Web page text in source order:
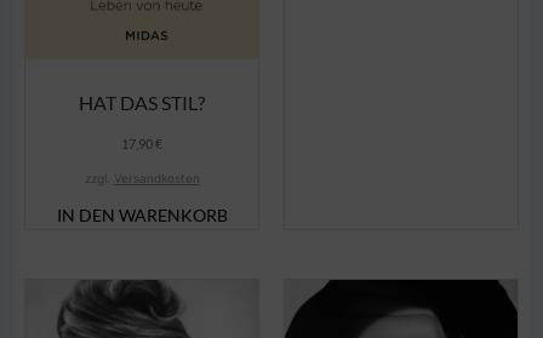
HAT DAS STIL?
17,90€
zzgl. Versandkosten
IN DEN WARENKORB